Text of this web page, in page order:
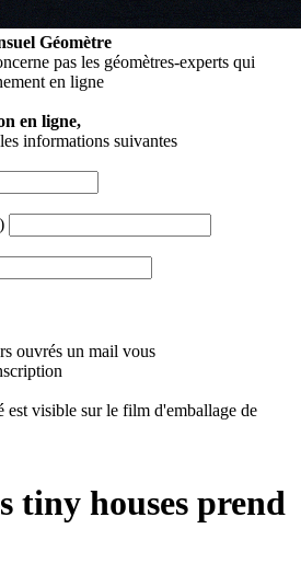
Géomètre
pas les géomètres-experts qui
en ligne
en ligne,
informations suivantes
ouvrés un mail vous
est visible sur le film d'emballage de
tiny houses prend